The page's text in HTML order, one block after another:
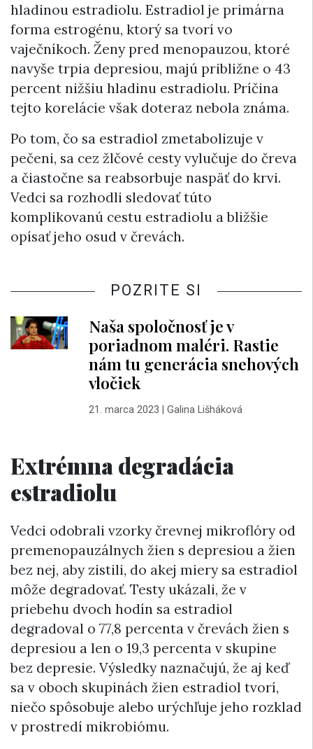
hladinou estradiolu. Estradiol je primárna
forma estrogénu, ktorý sa tvorí vo
vaječníkoch. Ženy pred menopauzou, ktoré
navyše trpia depresiou, majú približne o 43
percent nižšiu hladinu estradiolu. Príčina
tejto korelácie však doteraz nebola známa.
Po tom, čo sa estradiol zmetabolizuje v
pečeni, sa cez žlčové cesty vylučuje do čreva
a čiastočne sa reabsorbuje naspäť do krvi.
Vedci sa rozhodli sledovať túto
komplikovanú cestu estradiolu a bližšie
opísať jeho osud v črevách.
POZRITE SI
Naša spoločnosť je v
poriadnom maléri. Rastie
nám tu generácia snehových
vločiek
21. marca 2023 Galina Lišháková
Extrémna degradácia
estradiolu
Vedci odobrali vzorky črevnej mikroflóry od
premenopauzálnych žien s depresiou a žien
bez nej, aby zistili, do akej miery sa estradiol
môže degradovať. Testy ukázali, že v
priebehu dvoch hodín sa estradiol
degradoval o 77,8 percenta v črevách žien s
depresiou a len o 19,3 percenta v skupine
bez depresie. Výsledky naznačujú, že aj keď
sa v oboch skupinách žien estradiol tvorí,
niečo spôsobuje alebo urýchľuje jeho rozklad
v prostredí mikrobiómu.